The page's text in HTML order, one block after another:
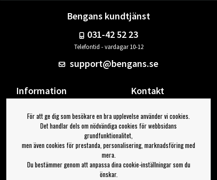
Bengans kundtjänst
031-42 52 23
Telefontid - vardagar 10-12
support@bengans.se
Information
Om Bengans
FAQ / Köp- & Leveransvillkor
Kontakt
Din sida
Logga ut
Jag vill ha tips från Bengans
För att ge dig som besökare en bra upplevelse använder vi cookies.
Det handlar dels om nödvändiga cookies för webbsidans
grundfunktionalitet,
men även cookies för prestanda, personalisering, marknadsföring med
mera.
Du bestämmer genom att anpassa dina cookie-inställningar som du
önskar.